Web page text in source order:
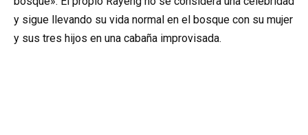
y sigue llevando su vida normal en el bosque con su mujer
y sus tres hijos en una cabaña improvisada.